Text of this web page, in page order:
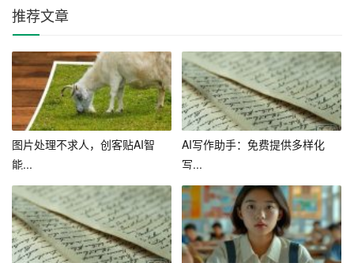
的专业程度，减少失误。
1. 提高创作效率
利用智能写作助手，创作者可以快速生成、修改和完善文
本内容，大大提高创作效率。创作者可以将更多的时间和
精力投入到创意和构思方面，提高作品质量。
2. 降低创作成本
智能写作助手可以帮助创作者解决写作过程中遇到的难
题，如剧本构思、角色对话等。创作者可以借助智能写作
推荐文章
图片处理不求人，创客贴AI智
能...
AI写作助手：免费提供多样化
写...